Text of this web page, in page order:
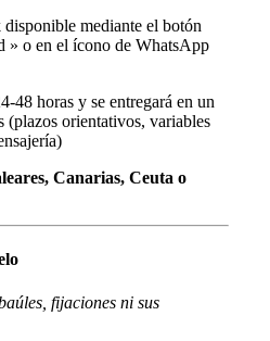
mediante el botón
» o en el ícono de WhatsApp
48 horas y se entregará en un
(plazos orientativos, variables
Canarias, Ceuta o
fijaciones ni sus